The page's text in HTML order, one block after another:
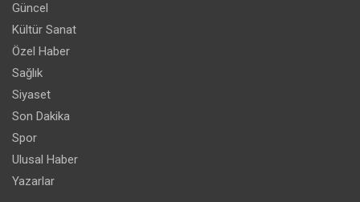
Güncel
Kültür Sanat
Özel Haber
Sağlık
Siyaset
Son Dakika
Spor
Ulusal Haber
Yazarlar